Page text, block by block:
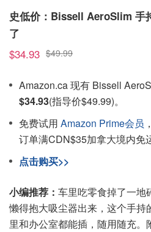
史低价：Bissell AeroSlim 手
了
$34.93 $49.99
Amazon.ca 现有 Bissell
$34.93(指导价$49.99)。
免费试用 Amazon Prime会员 ，
订单满CDN$35加拿大境内免
点击购买>>
小编推荐： 车里吃零食掉了一地
懒得抱大吸尘器出来，这个手
里和办公室都能插，随用随充